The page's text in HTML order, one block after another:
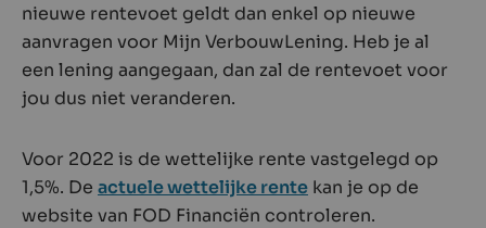
nieuwe rentevoet geldt dan enkel op nieuwe
aanvragen voor Mijn VerbouwLening. Heb je al
een lening aangegaan, dan zal de rentevoet voor
jou dus niet veranderen.
Voor 2022 is de wettelijke rente vastgelegd op
1,5%. De actuele wettelijke rente kan je op de
website van FOD Financiën controleren.